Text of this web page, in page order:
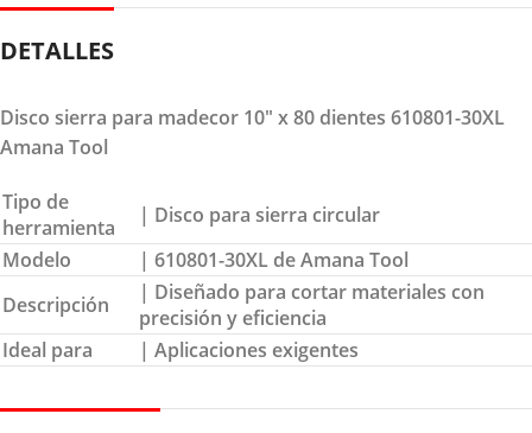
DETALLES
Disco sierra para madecor 10″ x 80 dientes 610801-30XL
Amana Tool
Tipo de
herramienta
| Disco para sierra circular
Modelo
| 610801-30XL de Amana Tool
Descripción
| Diseñado para cortar materiales con
precisión y eficiencia
Ideal para
| Aplicaciones exigentes